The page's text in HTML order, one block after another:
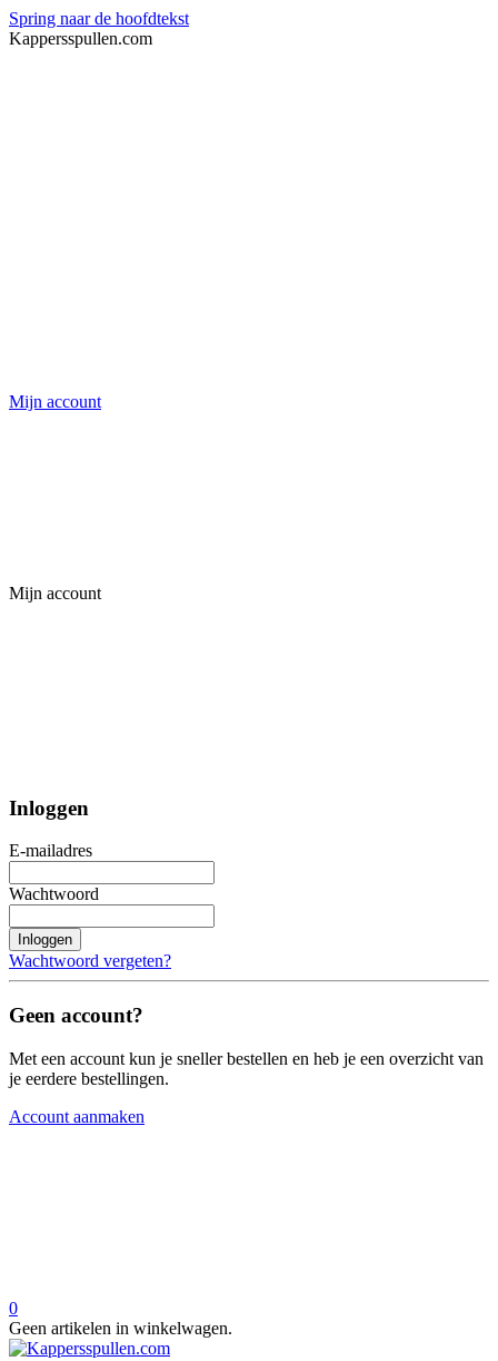
Spring naar de hoofdtekst
Kappersspullen.com
Mijn account
Mijn account
Inloggen
E-mailadres
Wachtwoord
Inloggen
Wachtwoord vergeten?
Geen account?
Met een account kun je sneller bestellen en heb je een overzicht van
je eerdere bestellingen.
Account aanmaken
0
Geen artikelen in winkelwagen.